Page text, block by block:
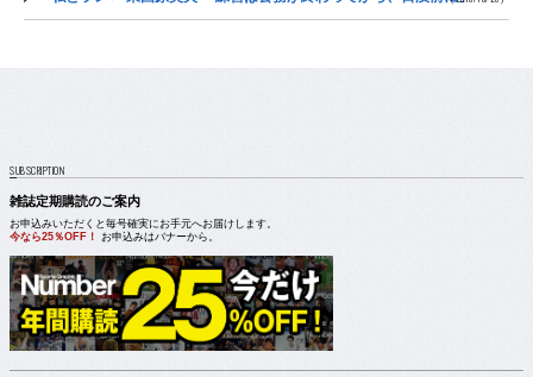
SUBSCRIPTION
雑誌定期購読のご案内
お申込みいただくと毎号確実にお手元へお届けします。
今なら25％OFF！ お申込みはバナーから。